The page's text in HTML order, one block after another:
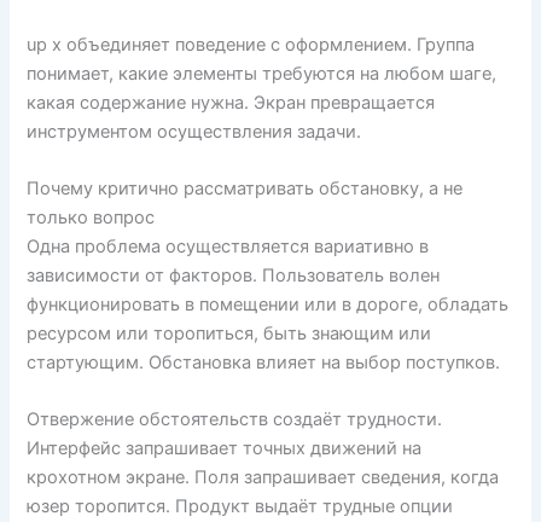
up x объединяет поведение с оформлением. Группа
понимает, какие элементы требуются на любом шаге,
какая содержание нужна. Экран превращается
инструментом осуществления задачи.
Почему критично рассматривать обстановку, а не
только вопрос
Одна проблема осуществляется вариативно в
зависимости от факторов. Пользователь волен
функционировать в помещении или в дороге, обладать
ресурсом или торопиться, быть знающим или
стартующим. Обстановка влияет на выбор поступков.
Отвержение обстоятельств создаёт трудности.
Интерфейс запрашивает точных движений на
крохотном экране. Поля запрашивает сведения, когда
юзер торопится. Продукт выдаёт трудные опции